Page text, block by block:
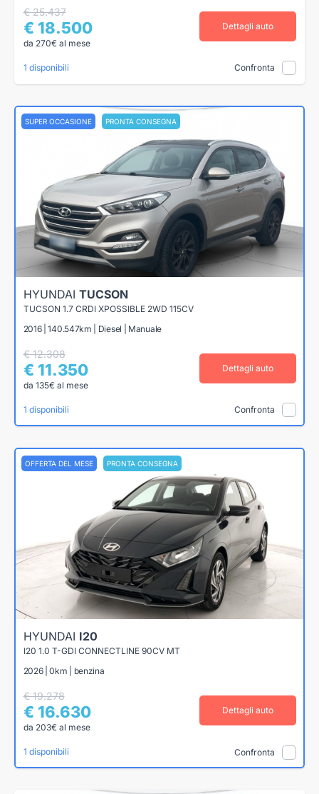
€ 25.437
€ 18.500
da 270€ al mese
Dettagli auto
1 disponibili Confronta
SUPER OCCASIONE PRONTA CONSEGNA
HYUNDAI TUCSON
TUCSON 1.7 CRDI XPOSSIBLE 2WD 115CV
2016 | 140.547km | Diesel | Manuale
€ 12.308
€ 11.350
da 135€ al mese
Dettagli auto
1 disponibili Confronta
OFFERTA DEL MESE PRONTA CONSEGNA
HYUNDAI I20
I20 1.0 T-GDI CONNECTLINE 90CV MT
2026 | 0km | benzina
€ 19.278
€ 16.630
da 203€ al mese
Dettagli auto
1 disponibili Confronta